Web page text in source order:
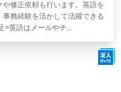
修正依頼も行います。英語を
務経験を活かして活躍できる
>英語はメールやチ...